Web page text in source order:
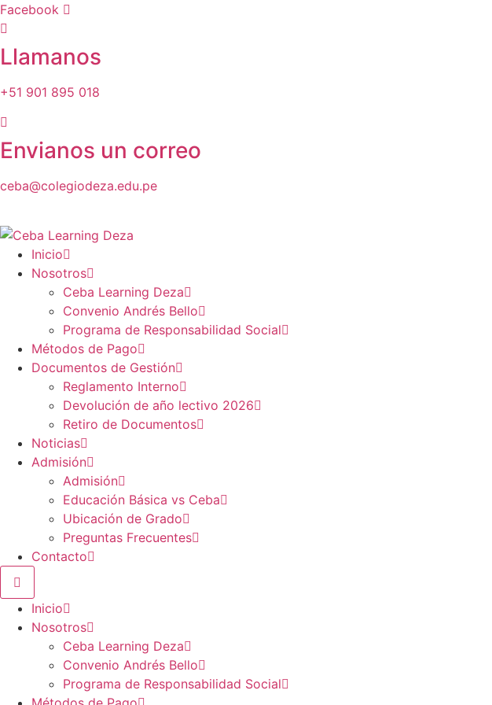
Ir
al
contenido
Facebook
Llamanos
+51 901 895 018
Envianos un correo
ceba@colegiodeza.edu.pe
Inicio
Nosotros
Ceba Learning Deza
Convenio Andrés Bello
Programa de Responsabilidad Social
Métodos de Pago
Documentos de Gestión
Reglamento Interno
Devolución de año lectivo 2026
Retiro de Documentos
Noticias
Admisión
Admisión
Educación Básica vs Ceba
Ubicación de Grado
Preguntas Frecuentes
Contacto
Inicio
Nosotros
Ceba Learning Deza
Convenio Andrés Bello
Programa de Responsabilidad Social